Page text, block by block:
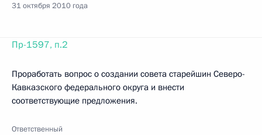
31 октября 2010 года
Пр-1597, п.2
Проработать вопрос о создании совета старейшин Северо-
Кавказского федерального округа и внести
соответствующие предложения.
Ответственный